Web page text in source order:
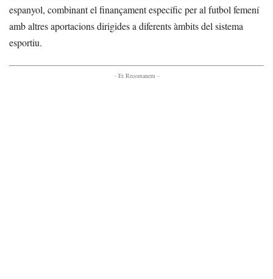
espanyol, combinant el finançament específic per al futbol femení
amb altres aportacions dirigides a diferents àmbits del sistema
esportiu.
- Et Recomanem -